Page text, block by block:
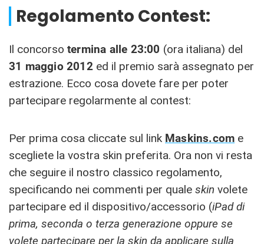
Regolamento Contest:
Il concorso termina alle 23:00 (ora italiana) del
31 maggio 2012ed il premio sarà assegnato per
estrazione. Ecco cosa dovete fare per poter
partecipare regolarmente al contest:
Per prima cosa cliccate sul link Maskins.com e
scegliete la vostra skin preferita. Ora non vi resta
che seguire il nostro classico regolamento,
specificando nei commenti per quale skin volete
partecipare ed il dispositivo/accessorio (iPad di
prima, seconda o terza generazione oppure se
volete partecipare per la skin da applicare sulla